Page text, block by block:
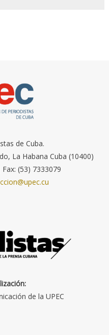
de Cuba.
La Habana Cuba (10400)
(53) 7333079
de la UPEC